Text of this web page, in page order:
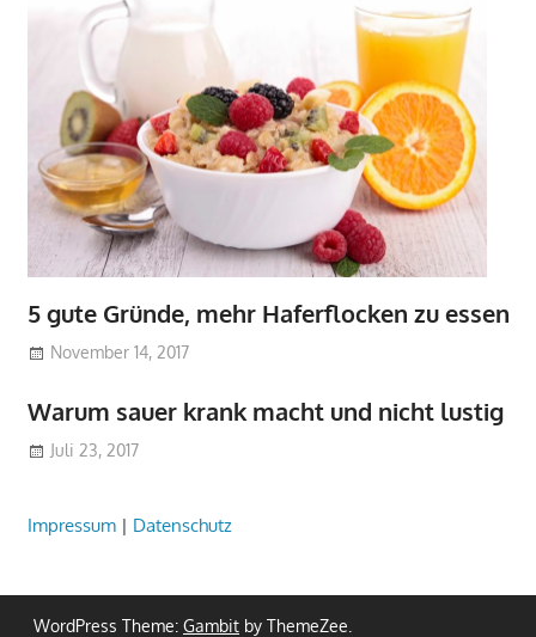
5 gute Gründe, mehr Haferflocken zu essen
November 14, 2017
Warum sauer krank macht und nicht lustig
Juli 23, 2017
Impressum| Datenschutz
WordPress Theme: Gambit by ThemeZee.